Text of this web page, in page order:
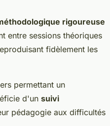
rigoureuse
entre sessions théoriques
fidèlement les
permettant un
d'un suivi
pédagogie aux difficultés